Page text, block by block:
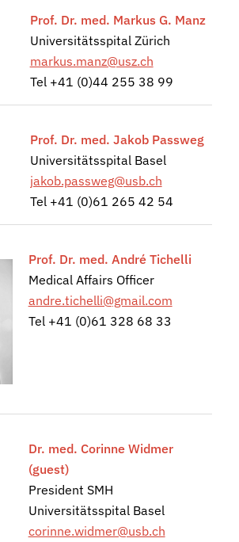
Prof. Dr. med. Markus G. Manz
Universitätsspital Zürich
markus.manz@usz.ch
Tel +41 (0)44 255 38 99
Prof. Dr. med. Jakob Passweg
Universitätsspital Basel
jakob.passweg@usb.ch
Tel +41 (0)61 265 42 54
Prof. Dr. med. André Tichelli
Medical Affairs Officer
andre.tichelli@gmail.com
Tel +41 (0)61 328 68 33
Dr. med. Corinne Widmer
(guest)
President SMH
Universitätsspital Basel
corinne.widmer@usb.ch